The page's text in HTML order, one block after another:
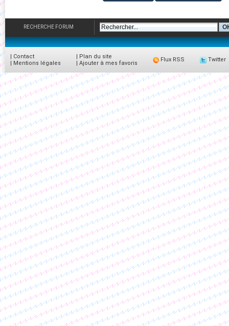
RECHERCHE FORUM
| Contact
| Mentions légales
| Plan du site
| Ajouter à mes favoris
Flux RSS Twitter